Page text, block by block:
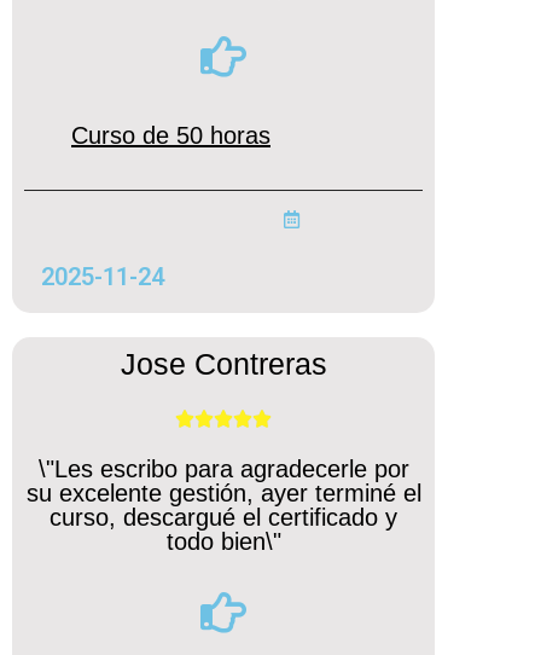
Curso de 50 horas
2025-11-24
Jose Contreras

\"Les escribo para agradecerle por
su excelente gestión, ayer terminé el
curso, descargué el certificado y
todo bien\"